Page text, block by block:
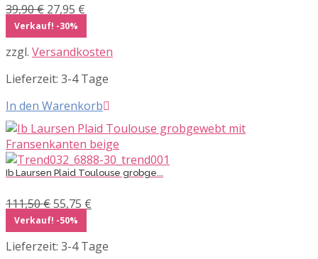
39,90€ Ursprünglicher
Preis
war:
39,90 €
27,95 €
ist:
27,95 €.
Verkauf! -30%
zzgl. Versandkosten
Lieferzeit: 3-4 Tage
In den Warenkorb
Ib Laursen Plaid Toulouse grobge...
111,50€Ursprünglicher
Preis
war:
111,50 €
55,75 €
55,75 €.
Verkauf! -50%
Lieferzeit: 3-4 Tage